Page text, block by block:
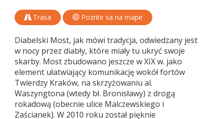
Trasa Pozrite sa na mape
Diabelski Most, jak mówi tradycja, odwiedzany jest
w nocy przez diabły, które miały tu ukryć swoje
skarby. Most zbudowano jeszcze w XIX w. jako
element ułatwiający komunikację wokół fortów
Twierdzy Kraków, na skrzyżowaniu al.
Waszyngtona (wtedy bł. Bronisławy) z drogą
rokadową (obecnie ulice Malczewskiego i
Zaścianek). W 2010 roku został pięknie